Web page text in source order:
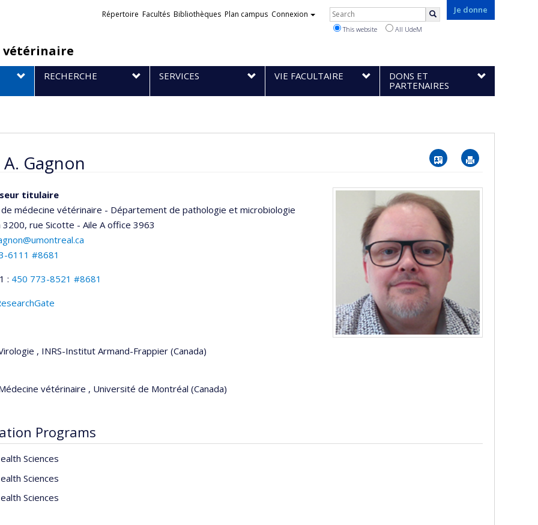
vétérinaire
Je donne
Liens
Répertoire Facultés Bibliothèques Plan campus Connexion Rechercher
This website All UdeM
RECHERCHE SERVICES VIE FACULTAIRE
DONS ET
PARTENAIRES
A. Gagnon Vcard
titulaire
de médecine vétérinaire - Département de pathologie et microbiologie
3200, rue Sicotte - Aile Aoffice 3963
6111 #8681
: 450 773-8521 #8681
, INRS-Institut Armand-Frappier (Canada)
vétérinaire , Université de Montréal (Canada)
Programs
Sciences
Sciences
Sciences